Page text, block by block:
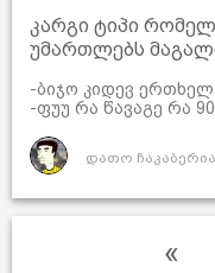
კარგი ტიპი
უმართლებს
-ბიჯო კიდევ ერთხელ
-ფუუ რა წავაგე რა
დათო ჩაკაბერია
«